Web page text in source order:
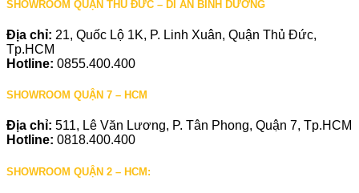
SHOWROOM QUẬN THỦ ĐỨC – DĨ AN BÌNH DƯƠNG
Địa chỉ: 21, Quốc Lộ 1K, P. Linh Xuân, Quận Thủ Đức,
Tp.HCM
Hotline: 0855.400.400
SHOWROOM QUẬN 7 – HCM
Địa chỉ: 511, Lê Văn Lương, P. Tân Phong, Quận 7, Tp.HCM
Hotline: 0818.400.400
SHOWROOM QUẬN 2 – HCM: